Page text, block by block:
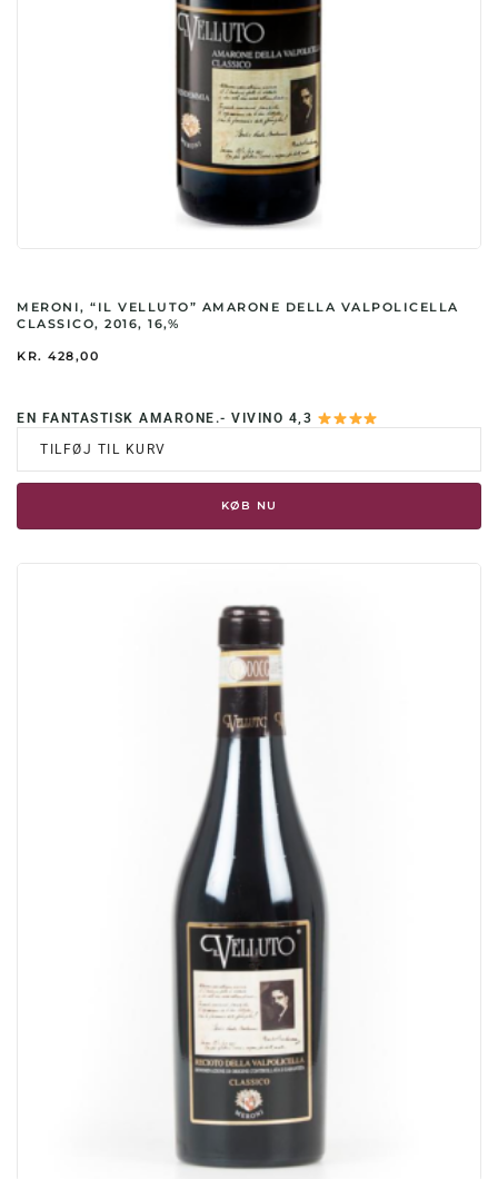
MERONI, “IL VELLUTO” AMARONE DELLA VALPOLICELLA
CLASSICO, 2016, 16,%
KR. 428,00
EN FANTASTISK AMARONE.- VIVINO 4,3
TILFØJ TIL KURV
KØB NU